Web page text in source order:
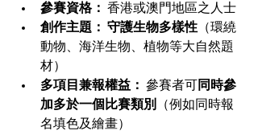
參賽資格： 香港或澳門地區之人士
創作主題： 守護生物多樣性 （環繞
動物、海洋生物、植物等大自然題
材）
多項目兼報權益： 參賽者可
同時參
加多於一個比賽類別
（例如同時報
名填色及繪畫）